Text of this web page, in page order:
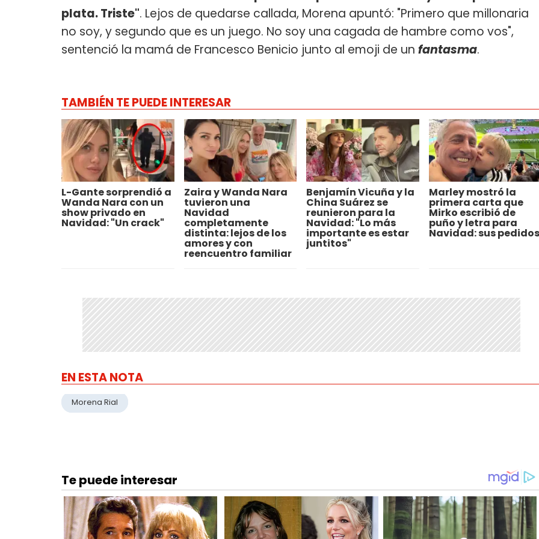
plata. Triste". Lejos de quedarse callada, Morena apuntó: "Primero que millonaria
no soy, y segundo que es un juego. No soy una cagada de hambre como vos",
sentenció la mamá de Francesco Benicio junto al emoji de un fantasma.
TAMBIÉN TE PUEDE INTERESAR
L-Gante sorprendió a
Wanda Nara con un
show privado en
Navidad: "Un crack"
Zaira y Wanda Nara
tuvieron una
Navidad
completamente
distinta: lejos de los
amores y con
reencuentro familiar
Benjamín Vicuña y la
China Suárez se
reunieron para la
Navidad: "Lo más
importante es estar
juntitos"
Marley mostró la
primera carta que
Mirko escribió de
puño y letra para
Navidad: sus pedidos
EN ESTA NOTA
Morena Rial